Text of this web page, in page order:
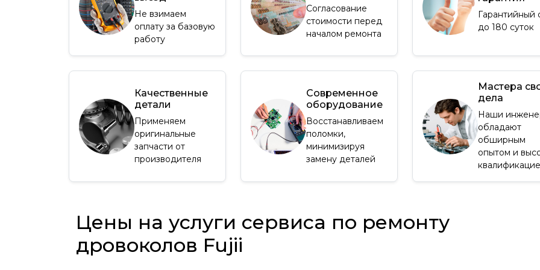
Не взимаем
оплату за базовую
работу
Согласование
стоимости перед
началом ремонта
Гарантийный
до 180 суток
Качественные
детали
Применяем
оригинальные
запчасти от
производителя
Современное
оборудование
Восстанавливаем
поломки,
минимизируя
замену деталей
Мастера
дела
Наши
обладают
обширным
опытом и
Цены на услуги сервиса по ремонту
дровоколов Fujii